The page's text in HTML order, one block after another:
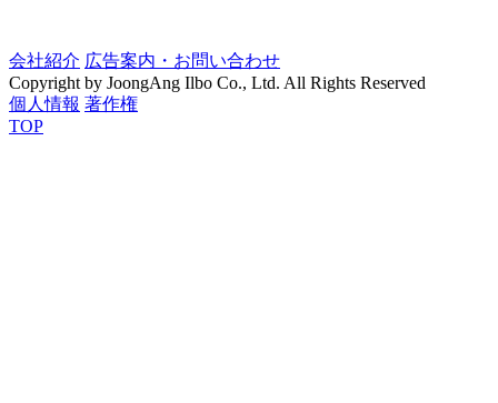
会社紹介 広告案内・お問い合わせ
Copyright by JoongAng Ilbo Co., Ltd. All Rights Reserved
個人情報 著作権
TOP